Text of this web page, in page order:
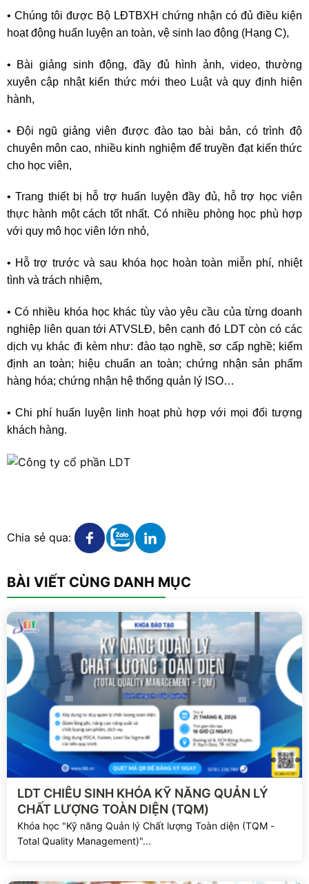
• Chúng tôi được Bộ LĐTBXH chứng nhận có đủ điều kiện
hoạt động huấn luyện an toàn, vệ sinh lao động (Hạng C),
• Bài giảng sinh động, đầy đủ hình ảnh, video, thường
xuyên cập nhật kiến thức mới theo Luật và quy định hiện
hành,
• Đội ngũ giảng viên được đào tạo bài bản, có trình độ
chuyên môn cao, nhiều kinh nghiệm để truyền đạt kiến thức
cho học viên,
• Trang thiết bị hỗ trợ huấn luyện đầy đủ, hỗ trợ học viên
thực hành một cách tốt nhất. Có nhiều phòng học phù hợp
với quy mô học viên lớn nhỏ,
• Hỗ trợ trước và sau khóa học hoàn toàn miễn phí, nhiệt
tình và trách nhiệm,
• Có nhiều khóa học khác tùy vào yêu cầu của từng doanh
nghiệp liên quan tới ATVSLĐ, bên cạnh đó LDT còn có các
dịch vụ khác đi kèm như: đào tạo nghề, sơ cấp nghề; kiểm
định an toàn; hiệu chuẩn an toàn; chứng nhận sản phẩm
hàng hóa; chứng nhận hệ thống quản lý ISO…
• Chi phí huấn luyện linh hoạt phù hợp với mọi đối tượng
khách hàng.
Chia sẻ qua: Xem chi tiết
Xem chi tiếtXem chi tiết
BÀI VIẾT CÙNG DANH MỤC
Xem chi tiết
LDT CHIÊU SINH KHÓA KỸ NĂNG QUẢN LÝ
CHẤT LƯỢNG TOÀN DIỆN (TQM)
Khóa học "Kỹ năng Quản lý Chất lượng Toàn diện (TQM -
Total Quality Management)"...